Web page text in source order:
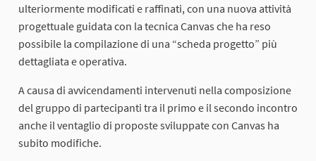
ulteriormente modificati e raffinati, con una nuova attività
progettuale guidata con la tecnica Canvas che ha reso
possibile la compilazione di una “scheda progetto” più
dettagliata e operativa.
A causa di avvicendamenti intervenuti nella composizione
del gruppo di partecipanti tra il primo e il secondo incontro
anche il ventaglio di proposte sviluppate con Canvas ha
subito modifiche.